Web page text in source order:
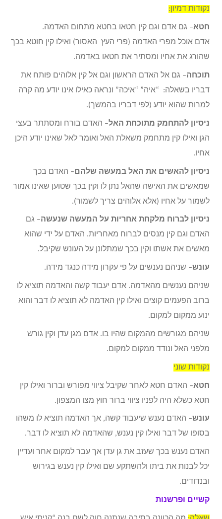
נקודות דמיון:
חטא– גם אדם וגם קין חטאו בחטא מתחום האדמה.
אדם אוכל מפרי האדמה (פרי העץ האסור) ואילו קין חוטא בכך
שהורג את אחיו ומסתיר את חטאו באדמה.
תוכחה– גם אל האדם הראשון וגם אל קין אלוהים פותח את
דבריו בשאלה: “איה” “איכה” ונראה כאילו אינו יודע מה קרה
למרות שהוא יודע (לפי דבריו בהמשך).
ניסיון להתחמק מתוכחת האל– האדם בורח ומסתתר בעצי
הגן ואילו קין מתחמק משאלת האל ואומר לאל שאינו יודע היכן
אחיו.
ניסיון להאשים את האל במעשה שלהם – האדם בכך
שמאשים את האישה שהאל נתן לו וקין בכך שטוען שאינו אמור
לשמור על אחיו (אלא אלוהים צריך לשמור).
ניסיון לברוח מלקחת אחריות על המעשה שנעשה– גם
האדם וגם קין מנסים לברוח מאחריות. האדם על ידי שהוא
מאשים את אשתו וקין בכך שמתלונן על העונש שקיבל.
עונש– שניהם נענשים על פי עקרון מידה כנגד מידה.
שניהם נענשים מהאדמה. אדם יעבוד קשה והאדמה תוציא לו
ברוב הפעמים קוצים ואילו קין האדמה לא תוציא לו דבר והוא
ינוע ממקום למקום.
שניהם מגורשים מהמקום שהיו בו. אדם מגן עדן וקין גורש
מלפני האל ונודד ממקום למקום.
נקודות שוני
חטא– האדם חטא לאחר שקיבל ציווי מפורש וברור ואילו קין
חטא כשלא היה לפניו ציווי ברור חוץ מצו המצפון.
עונש– האדם נענש שיעבוד קשה, אך האדמה תוציא לו משהו
בסופו של דבר ואילו קין נענש, שהאדמה לא תוציא לו דבר.
האדם נענש בכך שעזב את גן עדן אך עבר למקום אחר ועדיין
יכל לבנות את ביתו ולהשתקע שם ואילו קין נענש בגירוש
ובנדודים.
קשיים ופרשנות